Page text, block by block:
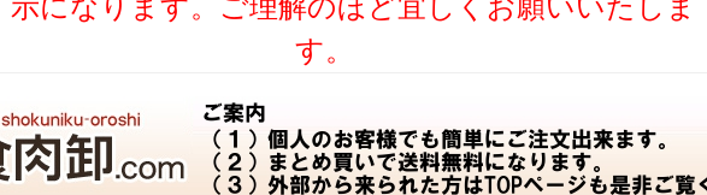
示になります。ご理解のほど宜しくお願いいたしま
す。